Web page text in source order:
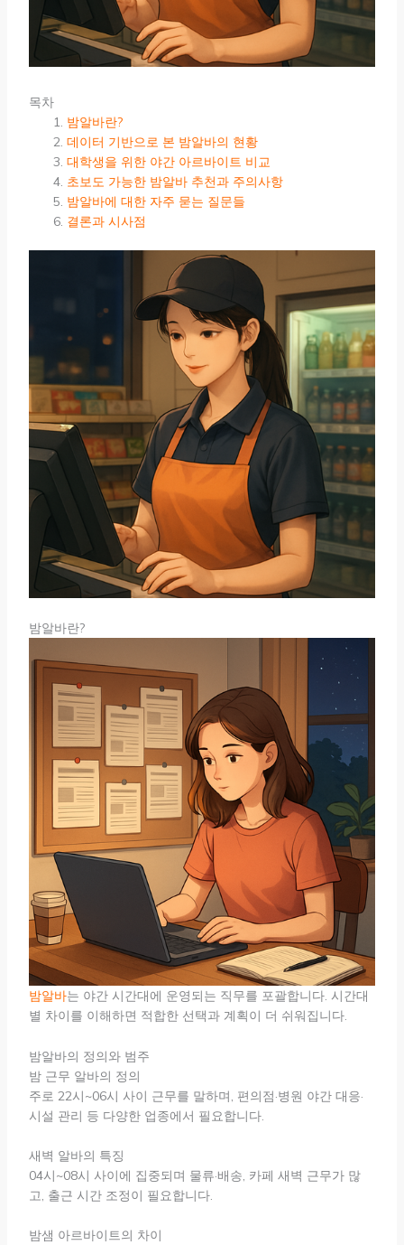
목차
밤알바란?
데이터 기반으로 본 밤알바의 현황
대학생을 위한 야간 아르바이트 비교
초보도 가능한 밤알바 추천과 주의사항
밤알바에 대한 자주 묻는 질문들
결론과 시사점
밤알바란?
밤알바는 야간 시간대에 운영되는 직무를 포괄합니다. 시간대
별 차이를 이해하면 적합한 선택과 계획이 더 쉬워집니다.
밤알바의 정의와 범주
밤 근무 알바의 정의
주로 22시~06시 사이 근무를 말하며, 편의점·병원 야간 대응·
시설 관리 등 다양한 업종에서 필요합니다.
새벽 알바의 특징
04시~08시 사이에 집중되며 물류·배송, 카페 새벽 근무가 많
고, 출근 시간 조정이 필요합니다.
밤샘 아르바이트의 차이